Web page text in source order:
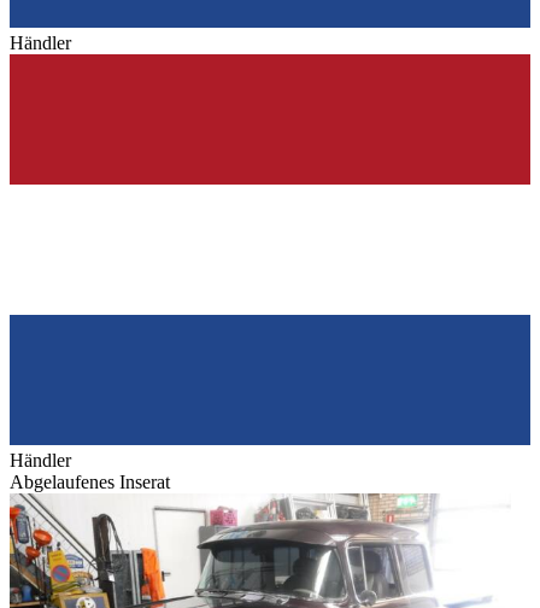
Händler
Händler
Abgelaufenes Inserat